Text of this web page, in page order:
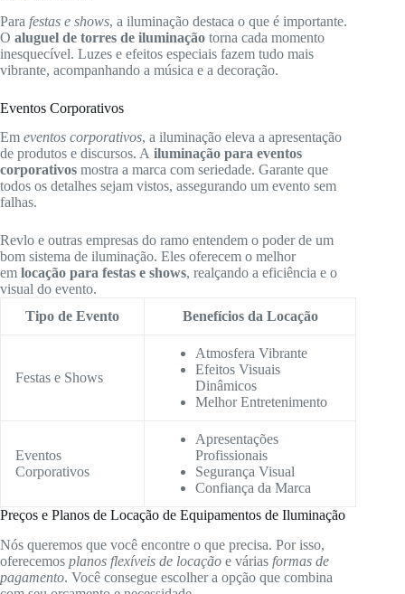
Para festas e shows, a iluminação destaca o que é importante.
O aluguel de torres de iluminação torna cada momento
inesquecível. Luzes e efeitos especiais fazem tudo mais
vibrante, acompanhando a música e a decoração.
Eventos Corporativos
Em eventos corporativos, a iluminação eleva a apresentação
de produtos e discursos. A iluminação para eventos
corporativos mostra a marca com seriedade. Garante que
todos os detalhes sejam vistos, assegurando um evento sem
falhas.
Revlo e outras empresas do ramo entendem o poder de um
bom sistema de iluminação. Eles oferecem o melhor
em locação para festas e shows, realçando a eficiência e o
visual do evento.
Tipo de Evento
Benefícios da Locação
Festas e Shows
Atmosfera Vibrante
Efeitos Visuais
Dinâmicos
Melhor Entretenimento
Eventos
Corporativos
Apresentações
Profissionais
Segurança Visual
Confiança da Marca
Preços e Planos de Locação de Equipamentos de Iluminação
Nós queremos que você encontre o que precisa. Por isso,
oferecemos planos flexíveis de locação e várias formas de
pagamento. Você consegue escolher a opção que combina